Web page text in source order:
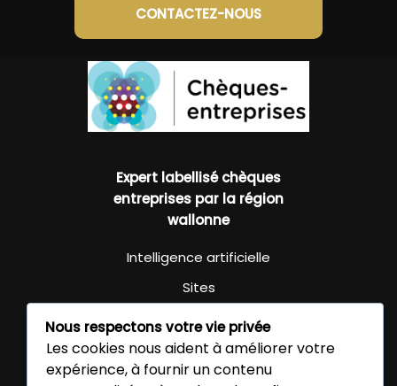
CONTACTEZ-NOUS
Expert labellisé chèques
entreprises par la région
wallonne
Intelligence artificielle
Sites
Rédaction
Search marketing
Agence SEO
Nous respectons votre vie privée
Les cookies nous aident à améliorer votre
expérience, à fournir un contenu